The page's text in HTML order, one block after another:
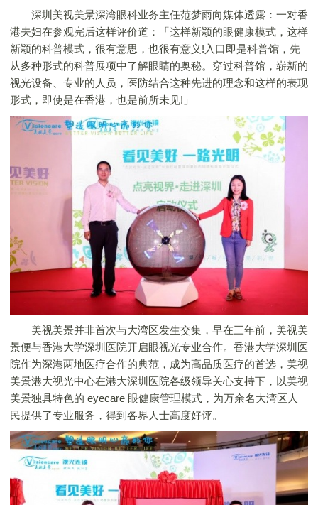
深圳美视美景深湾眼科业务主任范梦雨向媒体透露：一对香
港夫妇在参观完后这样评价道：「这样新颖的眼健康模式，这样
新颖的科普模式，很有意思，也很有意义!入口即是科普馆，先
从多种形式的科普展项中了解眼睛的奥秘。穿过科普馆，崭新的
视光设备、专业的人员，医防结合这种先进的理念和这样的表现
形式，即使是在香港，也是前所未见!」
美视美景并非首次与大湾区发生交集，早在三年前，美视美
景便与香港大学深圳医院开启眼视光专业合作。香港大学深圳医
院作为深港两地医疗合作的典范，成为高品质医疗的首选，美视
美景港大视光中心在港大深圳医院各级领导关心支持下，以美视
美景独具特色的 eyecare 眼健康管理模式，为万余名大湾区人
民提供了专业服务，得到各界人士高度好评。